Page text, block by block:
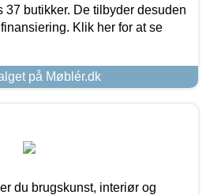
37 butikker. De tilbyder desuden
Klik her for at se
på Møblér.dk
du brugskunst, interiør og